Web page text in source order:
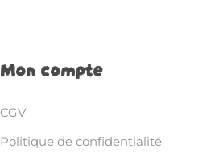
Mon compte
CGV
Politique de confidentialité